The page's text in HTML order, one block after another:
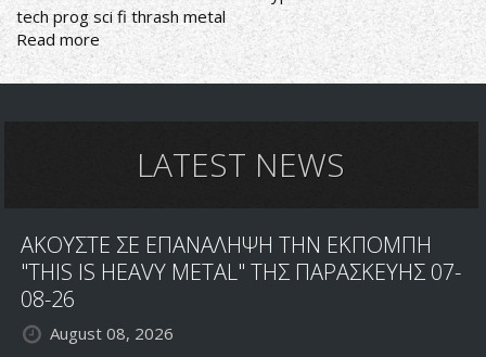
tech prog sci fi thrash metal
Read moreabout
VEKTOR:
ΕΠΙΣΤΡΕΦΟΥΝ
LATEST NEWS
ΑΚΟΥΣΤΕ ΣΕ ΕΠΑΝΑΛΗΨΗ ΤΗΝ ΕΚΠΟΜΠΗ
"THIS IS HEAVY METAL" ΤΗΣ ΠΑΡΑΣΚΕΥΗΣ 07-
08-26
August 08, 2026